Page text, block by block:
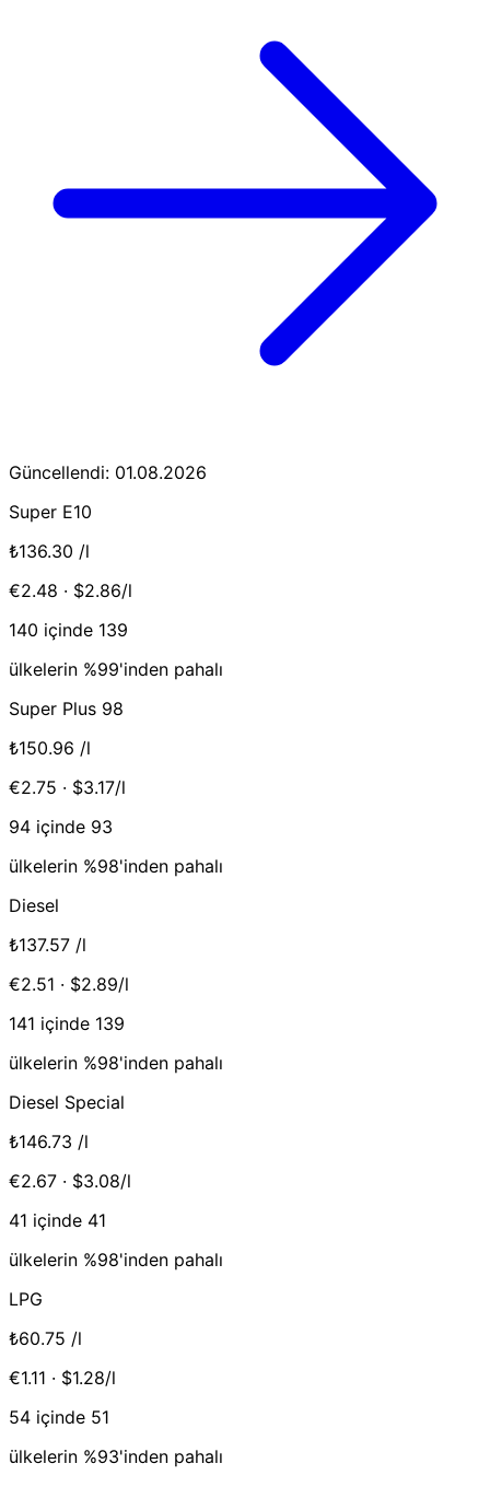
Güncellendi: 01.08.2026
Super E10
₺136.30 /l
€2.48 · $2.86/l
140 içinde 139
ülkelerin %99'inden pahalı
Super Plus 98
₺150.96 /l
€2.75 · $3.17/l
94 içinde 93
ülkelerin %98'inden pahalı
Diesel
₺137.57 /l
€2.51 · $2.89/l
141 içinde 139
ülkelerin %98'inden pahalı
Diesel Special
₺146.73 /l
€2.67 · $3.08/l
41 içinde 41
ülkelerin %98'inden pahalı
LPG
₺60.75 /l
€1.11 · $1.28/l
54 içinde 51
ülkelerin %93'inden pahalı